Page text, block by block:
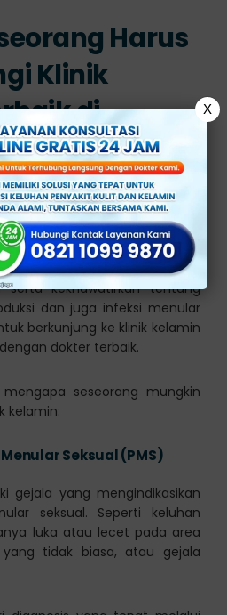
Harus
Klinik
di
sebagai tempat yang aman
masalah kesehatan
dan juga kejahatan.
serta kekhawatirkan tentang
dan juga infeksi menular
berkunjung ke klinik kelamin
dokter terbaik.
seseorang mungkin
kelamin:
Seksual (PMS)
gejala yang mengindikasikan
seksual. Seperti keluhan
luka atau lecet pada area
tidak biasa, atau gejala
X